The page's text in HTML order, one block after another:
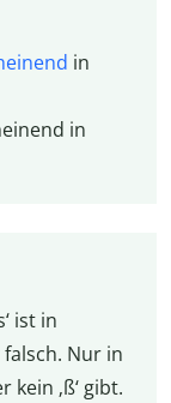
in
in
ist in
Nur in
‚ß‘ gibt.